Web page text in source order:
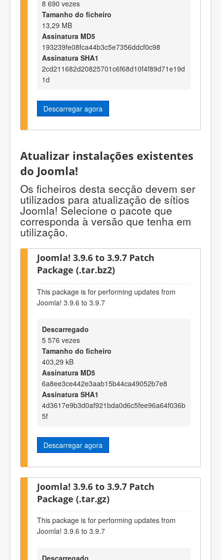
8 690 vezes
Tamanho do ficheiro
13,29 MB
Assinatura MD5
193239fe08fca44b3c5e7356ddcf0c98
Assinatura SHA1
2cd211682d20825701c6f68d10f4f89d71e19d
1d
Descarregar agora
Atualizar instalações existentes
do Joomla!
Os ficheiros desta secção devem ser
utilizados para atualização de sítios
Joomla! Selecione o pacote que
corresponda à versão que tenha em
utilização.
Joomla! 3.9.6 to 3.9.7 Patch
Package (.tar.bz2)
This package is for performing updates from
Joomla! 3.9.6 to 3.9.7
Descarregado
5 576 vezes
Tamanho do ficheiro
403,29 kB
Assinatura MD5
6a8ee3ce442e3aab15b44ca49052b7e8
Assinatura SHA1
4d3617e9b3d0af921bda0d6c5fee96a64f036b
5f
Descarregar agora
Joomla! 3.9.6 to 3.9.7 Patch
Package (.tar.gz)
This package is for performing updates from
Joomla! 3.9.6 to 3.9.7
Descarregado